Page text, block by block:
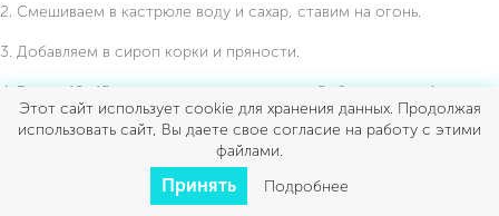
Смешиваем в кастрюле воду и сахар, ставим на огонь.
Добавляем в сироп корки и пряности.
Варим 10–15 минут, затем оставляем на 5–6 часов, чтобы
корки пропитались.
Повторяем нагревание и охлаждение еще 2 раза для
насыщенного вкуса и упругой текстуры.
Этот сайт использует cookie для хранения данных. Продолжая
использовать сайт, Вы даете свое согласие на работу с этими
файлами.
Принять Подробнее